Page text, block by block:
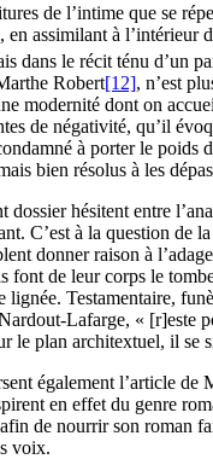
de l’intime que se
assimilant à
dans le récit ténu d’un
Robert[12], n’est
modernité dont on
de négativité, qu’il
à porter le
bien résolus à les
dossier hésitent entre
C’est à la question de
donner raison à
font de leur corps le
Testamentaire,
Lafarge, «
le plan architextuel, il
également l’article
en effet du genre
de nourrir son
voix.